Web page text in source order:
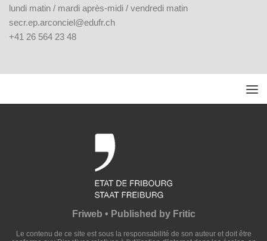
lundi matin / mardi après-midi / vendredi matin
secr.ep.arconciel@edufr.ch
+41 26 564 23 48